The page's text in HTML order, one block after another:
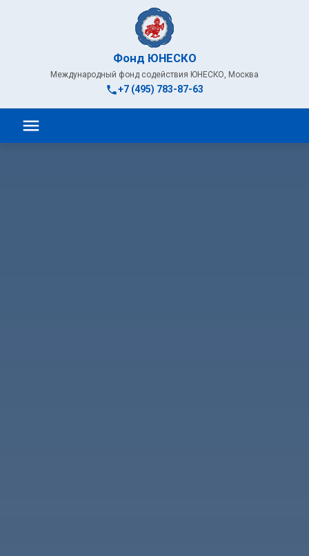
Фонд ЮНЕСКО
Международный фонд содействия ЮНЕСКО, Москва
+7 (495) 783-87-63